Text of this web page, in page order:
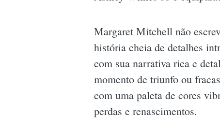
Margaret Mitchell não
história cheia de detalhes
com sua narrativa rica e
momento de triunfo ou
com uma paleta de cores
perdas e renascimentos.